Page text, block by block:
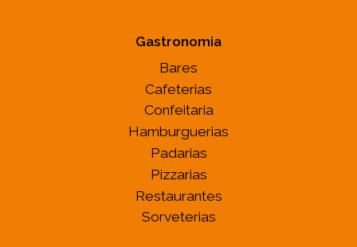
Gastronomia
Bares
Cafeterias
Confeitaria
Hamburguerias
Padarias
Pizzarias
Restaurantes
Sorveterias